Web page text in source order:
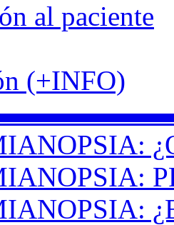
al paciente
(+INFO)